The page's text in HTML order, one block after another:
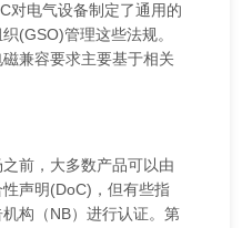
对电气设备制定了通用的
(GSO)管理这些法规。
兼容要求主要基于相关
前，大多数产品可以由
声明(DoC)，但有些指
构（NB）进行认证。第